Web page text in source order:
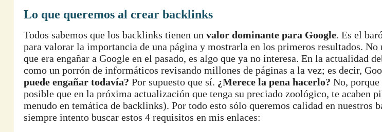
Lo que queremos al crear backlinks
Todos sabemos que los backlinks tienen un valor dominante para Google. Es el
para valorar la importancia de una página y mostrarla en los primeros resultados.
que era engañar a Google en el pasado, es algo que ya no interesa. En la actualidad
como un porrón de informáticos revisando millones de páginas a la vez; es decir,
puede engañar todavía? Por supuesto que sí. ¿Merece la pena hacerlo? No, porque
posible que en la próxima actualización que tenga su preciado zoológico, te acaben
menudo en temática de backlinks). Por todo esto sólo queremos calidad en nuestros
siempre intento buscar estos 4 requisitos en mis enlaces: